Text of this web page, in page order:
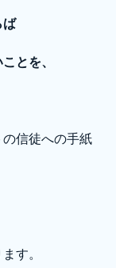
ば
とを、
の信徒への手紙
す。